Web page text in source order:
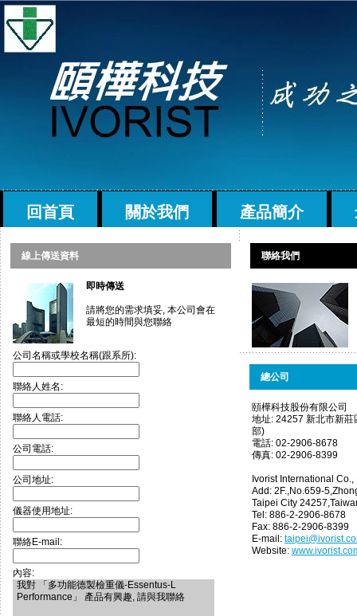
回首頁 關於我們 產品簡介
線上傳送資料
即時傳送
請將您的需求填妥, 本公司會在
最短的時間與您聯絡
公司名稱或學校名稱(跟系所):
聯絡人姓名:
聯絡人電話:
公司電話:
公司地址:
儀器使用地址:
聯絡E-mail:
內容:
聯絡我們
總公司
頤樺科技股份有限公司
地址: 24257 新北市新
部)
電話: 02-2906-8678
傳真: 02-2906-8399
Ivorist International Co.,
Add: 2F.,No.659-
Taipei City
Tel: 886-2-2906-8678
Fax: 886-2-2906-8399
E-mail:
Website: